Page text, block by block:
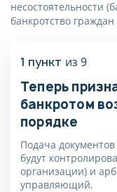
несостоятельности
банкротство
1 пункт из 9
Теперь
банкротом
порядке
Подача
будут
организации) и
управляющий.
на